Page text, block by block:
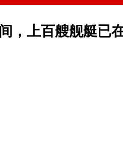
，上百艘舰艇已